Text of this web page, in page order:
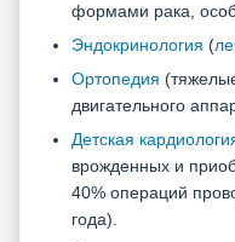
формами рака,
Эндокринология (
Ортопедия
двигательного
Детская
врожденных и
40% операций
года).